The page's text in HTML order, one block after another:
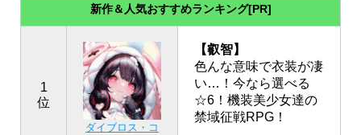
新作＆人気おすすめランキング[PR]
1
位
ダイブロス・コ
【叡智】
色んな意味で衣装が凄
い…！今なら選べる
☆6！機装美少女達の
禁域征戦RPG！